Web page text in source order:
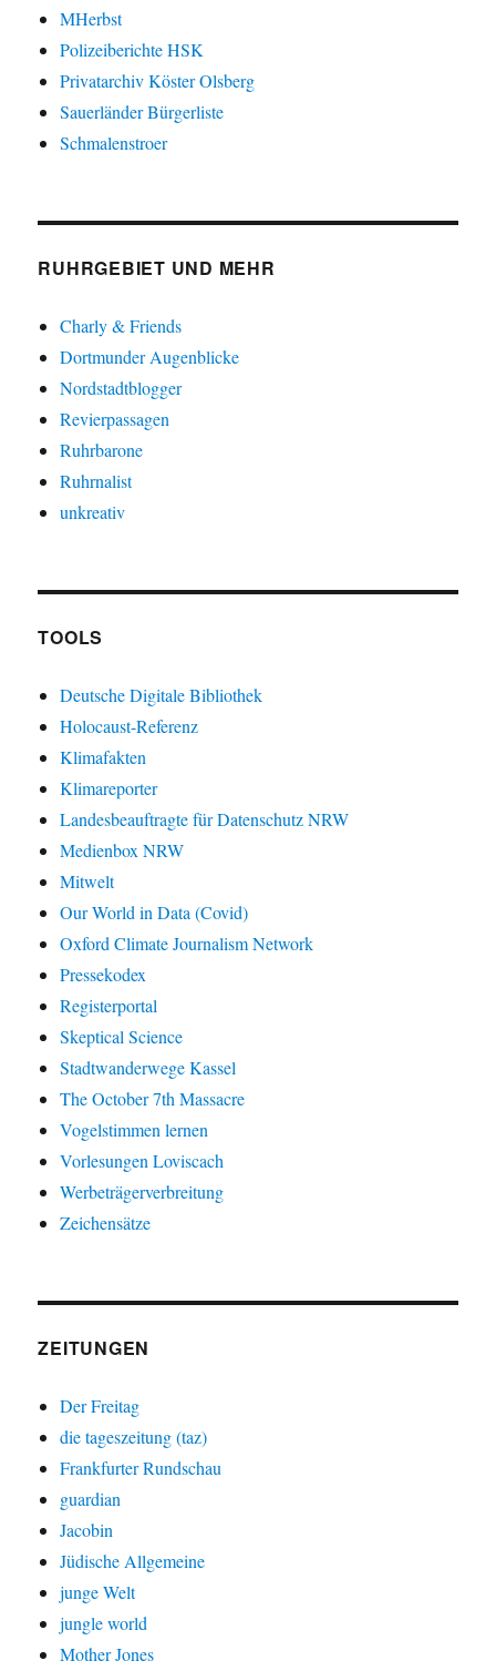
MHerbst
Polizeiberichte HSK
Privatarchiv Köster Olsberg
Sauerländer Bürgerliste
Schmalenstroer
RUHRGEBIET UND MEHR
Charly & Friends
Dortmunder Augenblicke
Nordstadtblogger
Revierpassagen
Ruhrbarone
Ruhrnalist
unkreativ
TOOLS
Deutsche Digitale Bibliothek
Holocaust-Referenz
Klimafakten
Klimareporter
Landesbeauftragte für Datenschutz NRW
Medienbox NRW
Mitwelt
Our World in Data (Covid)
Oxford Climate Journalism Network
Pressekodex
Registerportal
Skeptical Science
Stadtwanderwege Kassel
The October 7th Massacre
Vogelstimmen lernen
Vorlesungen Loviscach
Werbeträgerverbreitung
Zeichensätze
ZEITUNGEN
Der Freitag
die tageszeitung (taz)
Frankfurter Rundschau
guardian
Jacobin
Jüdische Allgemeine
junge Welt
jungle world
Mother Jones